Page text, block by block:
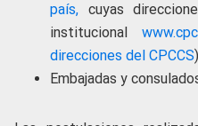
país, cuyas
institucional
direcciones del CPCCS)
Embajadas y